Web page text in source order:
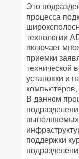
Это
процесса
технологии
включает
приемки
технической
установки и
В данном
поддержки